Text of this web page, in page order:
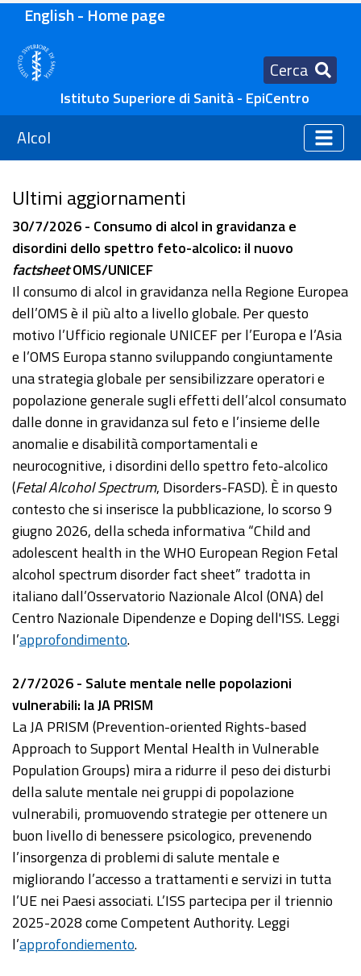
English - Home page
Cerca
Istituto Superiore di Sanità - EpiCentro
Alcol
Ultimi aggiornamenti
30/7/2026 - Consumo di alcol in gravidanza e
disordini dello spettro feto-alcolico: il nuovo
factsheetOMS/UNICEF
Il consumo di alcol in gravidanza nella Regione Europea
dell’OMS è il più alto a livello globale. Per questo
motivo l’Ufficio regionale UNICEF per l’Europa e l’Asia
e l’OMS Europa stanno sviluppando congiuntamente
una strategia globale per sensibilizzare operatori e
popolazione generale sugli effetti dell’alcol consumato
dalle donne in gravidanza sul feto e l’insieme delle
anomalie e disabilità comportamentali e
neurocognitive, i disordini dello spettro feto-alcolico
(Fetal Alcohol Spectrum, Disorders-FASD). È in questo
contesto che si inserisce la pubblicazione, lo scorso 9
giugno 2026, della scheda informativa “Child and
adolescent health in the WHO European Region Fetal
alcohol spectrum disorder fact sheet” tradotta in
italiano dall’Osservatorio Nazionale Alcol (ONA) del
Centro Nazionale Dipendenze e Doping dell'ISS. Leggi
l’approfondimento.
2/7/2026 - Salute mentale nelle popolazioni
vulnerabili: la JA PRISM
La JA PRISM (Prevention-oriented Rights-based
Approach to Support Mental Health in Vulnerable
Population Groups) mira a ridurre il peso dei disturbi
della salute mentale nei gruppi di popolazione
vulnerabili, promuovendo strategie per ottenere un
buon livello di benessere psicologico, prevenendo
l’insorgenza di problemi di salute mentale e
migliorando l’accesso a trattamenti e servizi in tutta
l’UE nei Paesi associati. L’ISS partecipa per il triennio
2025-2028 come Competent Authority. Leggi
l’approfondiemento.